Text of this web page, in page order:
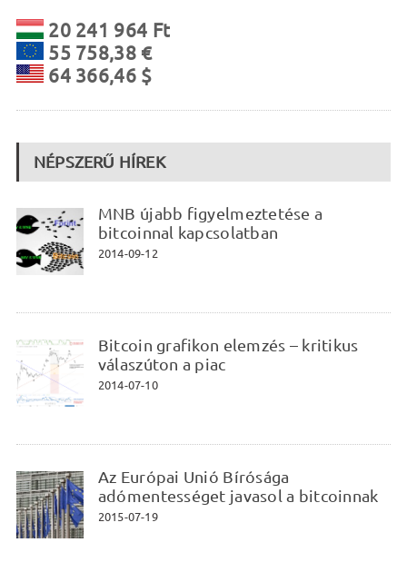
20 241 964 Ft
55 758,38 €
64 366,46 $
NÉPSZERŰ HÍREK
MNB újabb figyelmeztetése a
bitcoinnal kapcsolatban
2014-09-12
Bitcoin grafikon elemzés – kritikus
válaszúton a piac
2014-07-10
Az Európai Unió Bírósága
adómentességet javasol a bitcoinnak
2015-07-19